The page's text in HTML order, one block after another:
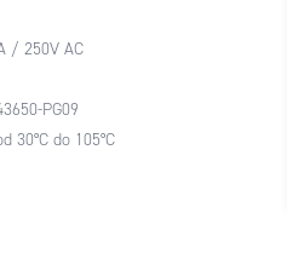
/ 250V AC
PG09
30°C do 105°C